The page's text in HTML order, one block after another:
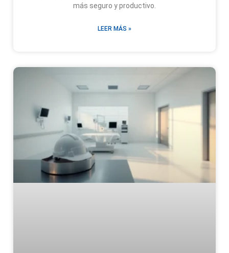
más seguro y productivo.
LEER MÁS »